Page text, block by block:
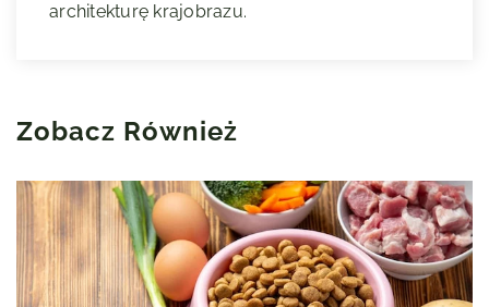
architekturę krajobrazu.
Zobacz Również